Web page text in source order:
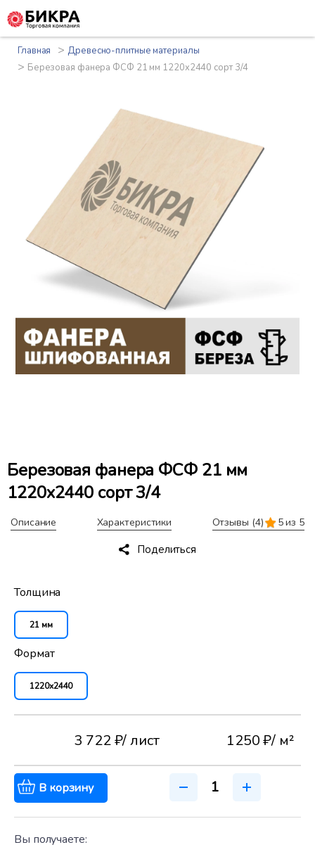
Главная >Древесно-плитные материалы
> Березовая фанера ФСФ 21 мм 1220x2440 сорт 3/4
Березовая фанера ФСФ 21 мм
1220x2440 сорт 3/4
Описание Характеристики Отзывы (4) 5 из 5
Поделиться
Толщина
21 мм
Формат
1220x2440
3 722 ₽/ лист 1250 ₽/ м²
В корзину
Вы получаете: